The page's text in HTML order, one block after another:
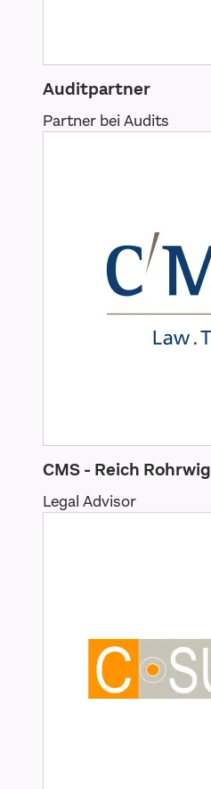
Auditpartner
Partner bei Audits
CMS - Reich Rohrwig
Legal Advisor